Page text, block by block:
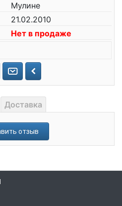
Мулине
21.02.2010
Нет в продаже
Доставка
отзыв